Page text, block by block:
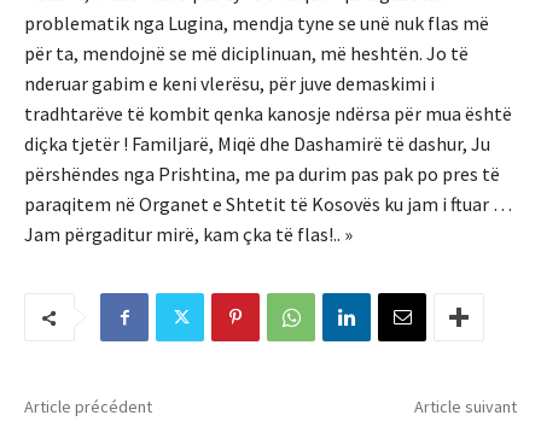
problematik nga Lugina, mendja tyne se unë nuk flas më
për ta, mendojnë se më diciplinuan, më heshtën. Jo të
nderuar gabim e keni vlerësu, për juve demaskimi i
tradhtarëve të kombit qenka kanosje ndërsa për mua është
diçka tjetër ! Familjarë, Miqë dhe Dashamirë të dashur, Ju
përshëndes nga Prishtina, me pa durim pas pak po pres të
paraqitem në Organet e Shtetit të Kosovës ku jam i ftuar …
Jam përgaditur mirë, kam çka të flas!.. »
Article précédent Article suivant